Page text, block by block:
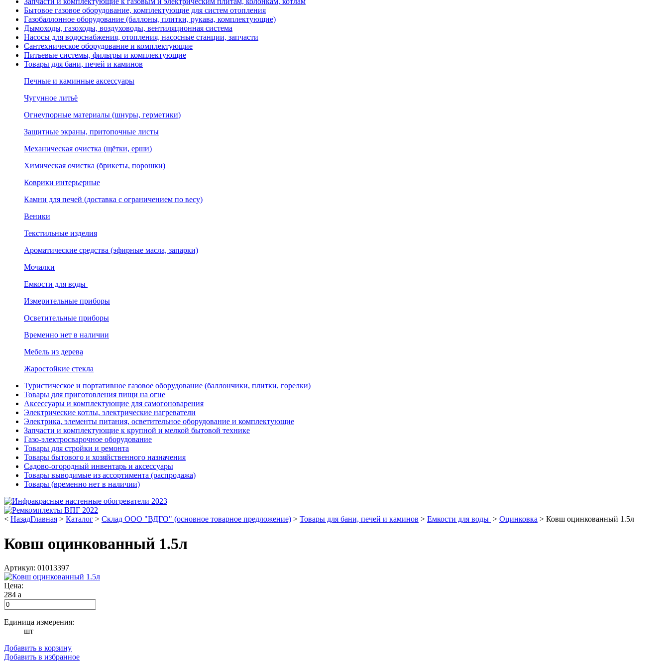
Бытовое газовое оборудование, комплектующие для систем отопления
Газобаллонное оборудование (баллоны, плитки, рукава, комплектующие)
Дымоходы, газоходы, воздуховоды, вентиляционная система
Насосы для водоснабжения, отопления, насосные станции, запчасти
Сантехническое оборудование и комплектующие
Питьевые системы, фильтры и комплектующие
Товары для бани, печей и каминов
Печные и каминные аксессуары
Чугунное литьё
Огнеупорные материалы (шнуры, герметики)
Защитные экраны, притопочные листы
Механическая очистка (щётки, ерши)
Химическая очистка (брикеты, порошки)
Коврики интерьерные
Камни для печей (доставка с ограничением по весу)
Веники
Текстильные изделия
Ароматические средства (эфирные масла, запарки)
Мочалки
Емкости для воды
Измерительные приборы
Осветительные приборы
Временно нет в наличии
Мебель из дерева
Жаростойкие стекла
Туристическое и портативное газовое оборудование (баллончики, плитки, горелки)
Товары для приготовления пищи на огне
Аксессуары и комплектующие для самогоноварения
Электрические котлы, электрические нагреватели
Электрика, элементы питания, осветительное оборудование и комплектующие
Запчасти и комплектующие к крупной и мелкой бытовой технике
Газо-электросварочное оборудование
Товары для стройки и ремонта
Товары бытового и хозяйственного назначения
Садово-огородный инвентарь и аксессуары
Товары выводимые из ассортимента (распродажа)
Товары (временно нет в наличии)
< НазадГлавная > Каталог > Склад ООО "ВДГО" (основное товарное предложение) > Товары для бани, печей и каминов > Емкости для воды > Оцинковка > Ковш oцинкованный 1.5л
Ковш oцинкованный 1.5л
Артикул: 01013397
Цена:
284 a
Единица измерения:
шт
Добавить в корзину
Добавить в избранное